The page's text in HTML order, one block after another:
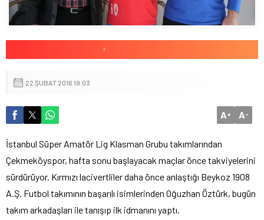
22 ŞUBAT 2016 19:03
A+ A-
İstanbul Süper Amatör Lig Klasman Grubu takımlarından
Çekmeköyspor, hafta sonu başlayacak maçlar önce takviyelerini
sürdürüyor. Kırmızı lacivertliler daha önce anlaştığı Beykoz 1908
A.Ş. Futbol takımının başarılı isimlerinden Oğuzhan Öztürk, bugün
takım arkadaşları ile tanışıp ilk idmanını yaptı.